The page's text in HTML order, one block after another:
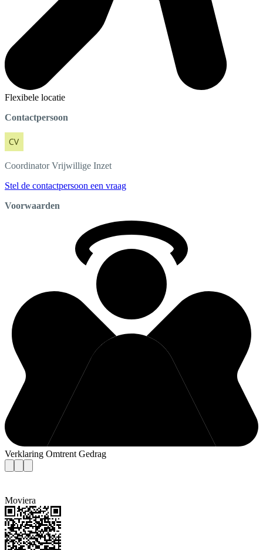
Flexibele locatie
Contactpersoon
Coordinator Vrijwillige Inzet
Stel de contactpersoon een vraag
Voorwaarden
Verklaring Omtrent Gedrag
Moviera